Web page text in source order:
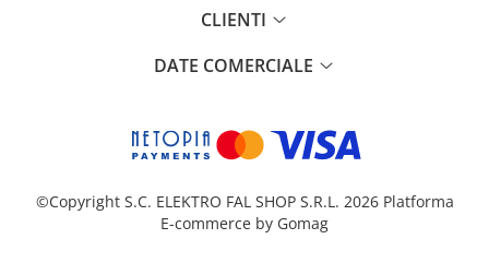
CLIENTI
DATE COMERCIALE
©Copyright S.C. ELEKTRO FAL SHOP S.R.L. 2026 Platforma
E-commerce by Gomag